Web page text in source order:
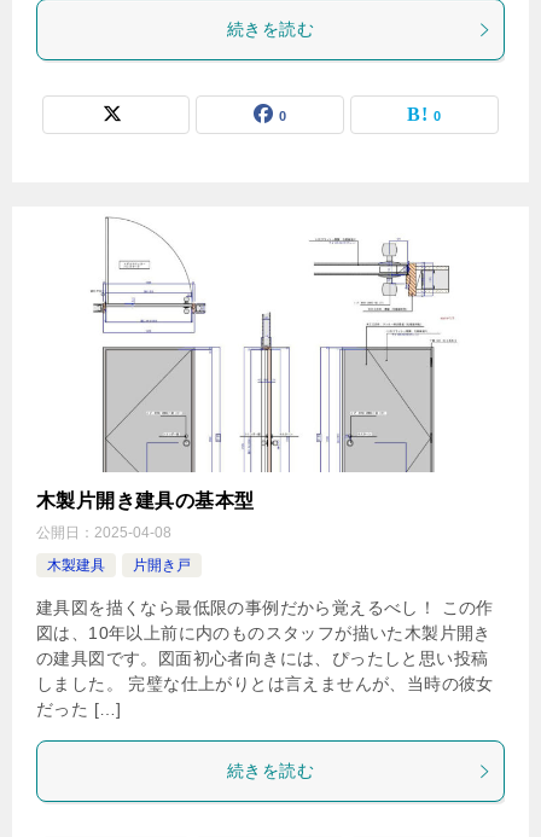
続きを読む
0 0
木製片開き建具の基本型
公開日： 2025-04-08
木製建具
片開き戸
建具図を描くなら最低限の事例だから覚えるべし！ この作
図は、10年以上前に内のものスタッフが描いた木製片開き
の建具図です。図面初心者向きには、ぴったしと思い投稿
しました。 完璧な仕上がりとは言えませんが、当時の彼女
だった […]
続きを読む